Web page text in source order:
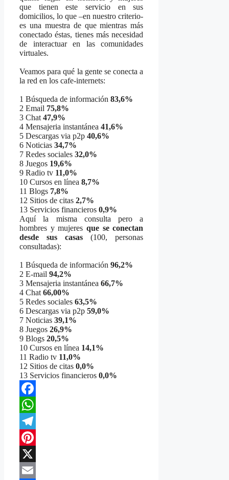
que tienen este servicio en sus
domicilios, lo que –en nuestro criterio-
es una muestra de que mientras más
conectado éstas, tienes más necesidad
de interactuar en las comunidades
virtuales.
Veamos para qué la gente se conecta a
la red en los cafe-internets:
1 Búsqueda de información 83,6%
2 Email 75,8%
3 Chat 47,9%
4 Mensajeria instantánea 41,6%
5 Descargas via p2p 40,6%
6 Noticias 34,7%
7 Redes sociales 32,0%
8 Juegos 19,6%
9 Radio tv 11,0%
10 Cursos en línea 8,7%
11 Blogs 7,8%
12 Sitios de citas 2,7%
13 Servicios financieros 0,9%
Aquí la misma consulta pero a
hombres y mujeresque se conectan
desde sus casas (100, personas
consultadas):
1 Búsqueda de información 96,2%
2 E-mail 94,2%
3 Mensajeria instantánea 66,7%
4 Chat 66,00%
5 Redes sociales 63,5%
6 Descargas via p2p 59,0%
7 Noticias 39,1%
8 Juegos 26,9%
9 Blogs 20,5%
10 Cursos en línea 14,1%
11 Radio tv 11,0%
12 Sitios de citas 0,0%
13 Servicios financieros 0,0%
Facebook
WhatsApp
Telegram
Pinterest
X